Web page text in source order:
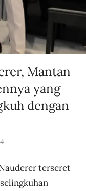
Mantan
yang
dengan
u
s
terseret